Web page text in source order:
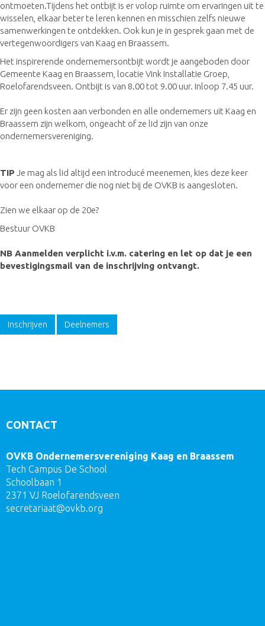
ontmoeten.Tijdens het ontbijt is er volop ruimte om ervaringen uit te
wisselen, elkaar beter te leren kennen en misschien zelfs nieuwe
samenwerkingen te ontdekken. Ook kun je in gesprek gaan met de
vertegenwoordigers van Kaag en Braassem.
Het inspirerende ondernemersontbijt wordt je aangeboden door
Gemeente Kaag en Braassem, locatie Vink Installatie Groep,
Roelofarendsveen. Ontbijt is van 8.00 tot 9.00 uur. Inloop 7.45 uur.
Er zijn geen kosten aan verbonden en alle ondernemers uit Kaag en
Braassem zijn welkom, ongeacht of ze lid zijn van onze
ondernemersvereniging.
TIP Je mag als lid altijd een introducé meenemen, kies deze keer
voor een ondernemer die nog niet bij de OVKB is aangesloten.
Zien we elkaar op de 20e?
Bestuur OVKB
NB Aanmelden verplicht i.v.m. catering en let op dat je een
bevestigingsmail van de inschrijving ontvangt.
Inschrijven Deelnemers
CONTACT
OVKB Ondernemersvereniging Kaag en Braassem
Tech Campus De School
Schoolbaan 1
2371 VJ Roelofarendsveen
taairaterces@ovkb.org